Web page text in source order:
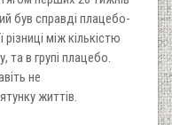
був справді плацебо-
між кількістю
та в групі плацебо.
не
життів.